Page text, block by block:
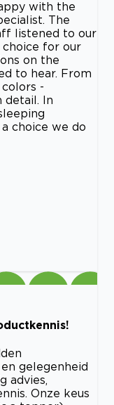
with the
The
listened to our
for our
on the
to hear. From
-
detail. In
choice we do
gelegenheid
advies,
Onze keus